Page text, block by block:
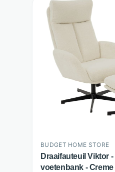
BUDGET HOME STORE
Draaifauteuil Viktor -
voetenbank -